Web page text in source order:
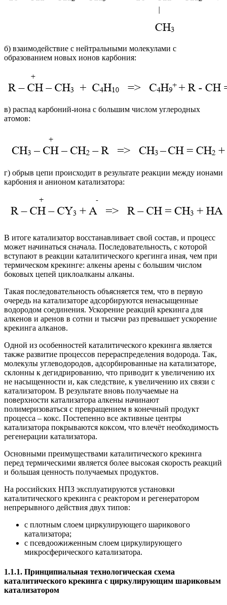
б) взаимодействие с нейтральными молекулами с
образованием новых ионов карбония:
в) распад карбоний-иона с большим числом углеродных
атомов:
г) обрыв цепи происходит в результате реакции между ионами
карбония и анионом катализатора:
В итоге катализатор восстанавливает свой состав, и процесс
может начинаться сначала. Последовательность, с которой
вступают в реакции каталитического крегинга иная, чем при
термическом крекинге: алкены арены с большим числом
боковых цепей циклоалканы алканы.
Такая последовательность объясняется тем, что в первую
очередь на катализаторе адсорбируются ненасыщенные
водородом соединения. Ускорение реакций крекинга для
алкенов и аренов в сотни и тысячи раз превышает ускорение
крекинга алканов.
Одной из особенностей каталитического крекинга является
также развитие процессов перераспределения водорода. Так,
молекулы углеводородов, адсорбированные на катализаторе,
склонны к дегидрированию, что приводит к увеличению их
не насыщенности и, как следствие, к увеличению их связи с
катализатором. В результате вновь получаемые на
поверхности катализатора алкены начинают
полимеризоваться с превращением в конечный продукт
процесса – кокс. Постепенно все активные центры
катализатора покрываются коксом, что влечёт необходимость
регенерации катализатора.
Основными преимуществами каталитического крекинга
перед термическими является более высокая скорость реакций
и большая ценность получаемых продуктов.
На российских НПЗ эксплуатируются установки
каталитического крекинга с реактором и регенератором
непрерывного действия двух типов:
с плотным слоем циркулирующего шарикового
катализатора;
с псевдоожиженным слоем циркулирующего
микросферического катализатора.
1.1.1. Принципиальная технологическая схема
каталитического крекинга с циркулирующим шариковым
катализатором